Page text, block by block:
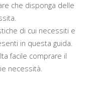
che disponga delle
di cui necessiti e
in questa guida.
facile comprare il
necessità.